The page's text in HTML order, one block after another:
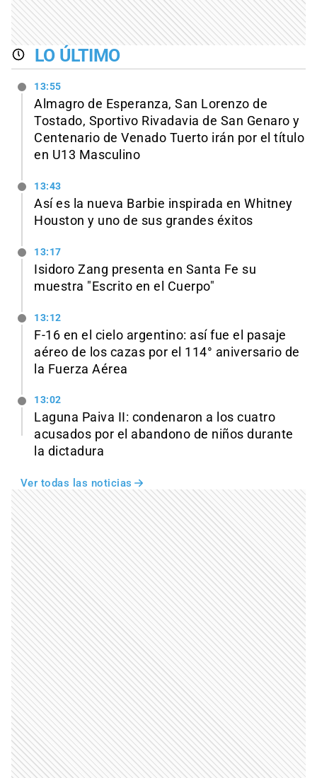
LO ÚLTIMO
13:55
Almagro de Esperanza, San Lorenzo de
Tostado, Sportivo Rivadavia de San Genaro y
Centenario de Venado Tuerto irán por el título
en U13 Masculino
13:43
Así es la nueva Barbie inspirada en Whitney
Houston y uno de sus grandes éxitos
13:17
Isidoro Zang presenta en Santa Fe su
muestra "Escrito en el Cuerpo"
13:12
F-16 en el cielo argentino: así fue el pasaje
aéreo de los cazas por el 114° aniversario de
la Fuerza Aérea
13:02
Laguna Paiva II: condenaron a los cuatro
acusados por el abandono de niños durante
la dictadura
Ver todas las noticias